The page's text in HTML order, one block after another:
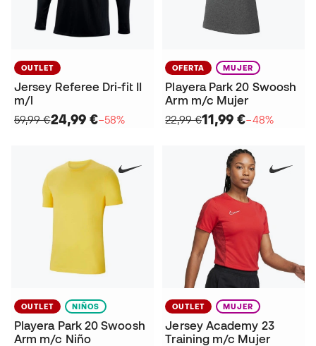
OUTLET
Jersey Referee Dri-fit II
m/l
59,99 €24,99 €−58%
OFERTA MUJER
Playera Park 20 Swoosh
Arm m/c Mujer
22,99 €11,99 €−48%
OUTLET NIÑOS
Playera Park 20 Swoosh
Arm m/c Niño
OUTLET MUJER
Jersey Academy 23
Training m/c Mujer